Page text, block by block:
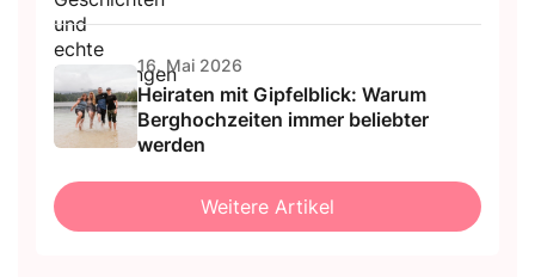
16. Mai 2026
Heiraten mit Gipfelblick: Warum
Berghochzeiten immer beliebter
werden
Weitere Artikel